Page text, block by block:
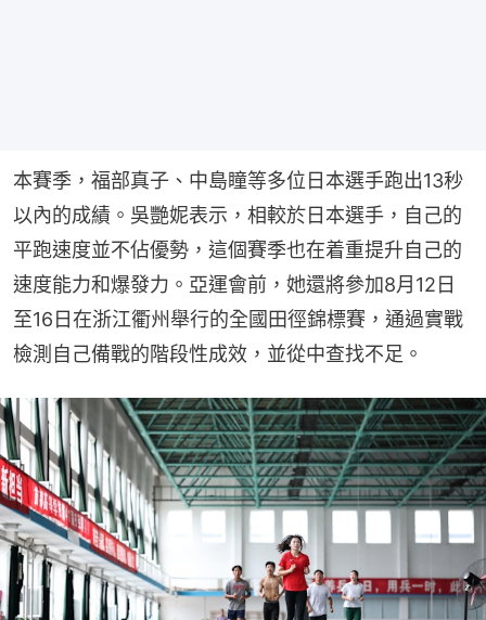
本賽季，福部真子、中島瞳等多位日本選手跑出13秒
以內的成績。吳艷妮表示，相較於日本選手，自己的
平跑速度並不佔優勢，這個賽季也在着重提升自己的
速度能力和爆發力。亞運會前，她還將參加8月12日
至16日在浙江衢州舉行的全國田徑錦標賽，通過實戰
檢測自己備戰的階段性成效，並從中查找不足。